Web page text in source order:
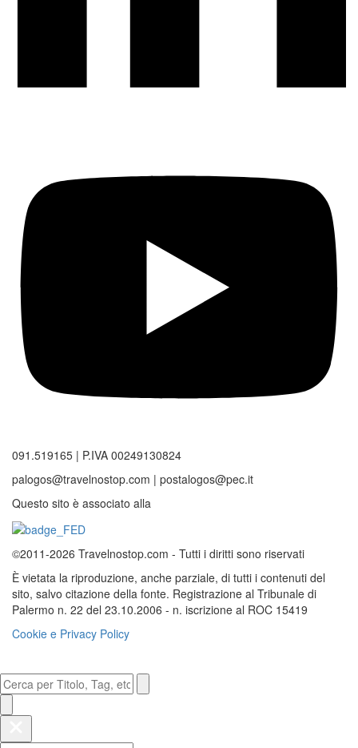
091.519165 | P.IVA 00249130824
palogos@travelnostop.com | postalogos@pec.it
Questo sito è associato alla
©2011-2026 Travelnostop.com - Tutti i diritti sono riservati
È vietata la riproduzione, anche parziale, di tutti i contenuti del
sito, salvo citazione della fonte. Registrazione al Tribunale di
Palermo n. 22 del 23.10.2006 - n. iscrizione al ROC 15419
Cookie e Privacy Policy